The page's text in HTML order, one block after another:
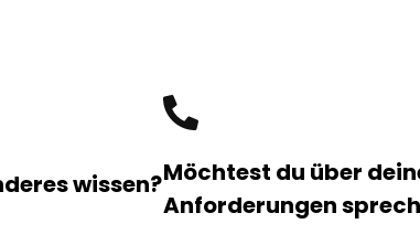
wissen?Möchtest du über
Anforderungen